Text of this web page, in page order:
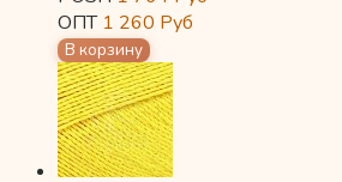
ОПТ 1 260 Руб